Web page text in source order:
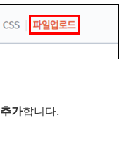
추가합니다.